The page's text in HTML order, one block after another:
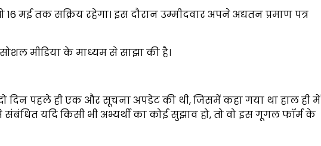
मई तक सक्रिय रहेगा। इस दौरान उम्मीदवार अपने अद्यतन प्रमाण पत्र
मीडिया के माध्यम से साझा की है।
पहले ही एक और सूचना अपडेट की थी, जिसमें कहा गया था हाल ही में
यदि किसी भी अभ्यर्थी का कोई सुझाव हो, तो वो इस गूगल फॉर्म के